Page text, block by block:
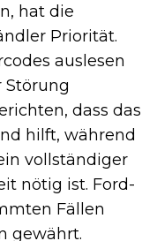
hat die
Priorität.
auslesen
Störung
dass das
hilft, während
vollständiger
nötig ist. Ford-
Fällen
gewährt.